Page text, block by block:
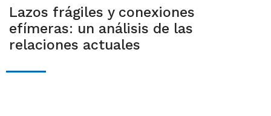
Lazos frágiles y conexiones
efímeras: un análisis de las
relaciones actuales